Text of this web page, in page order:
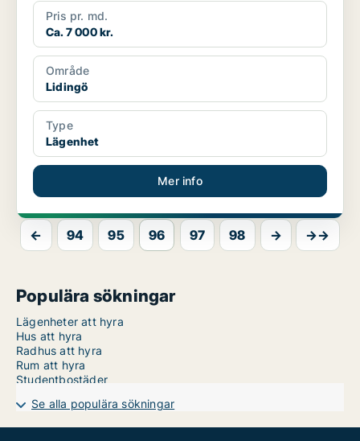
Pris pr. md.
Ca. 7 000 kr.
Område
Lidingö
Type
Lägenhet
Mer info
← 94 95 96 97 98 → →→
Populära sökningar
Lägenheter att hyra
Hus att hyra
Radhus att hyra
Rum att hyra
Studentbostäder
Se alla populära sökningar